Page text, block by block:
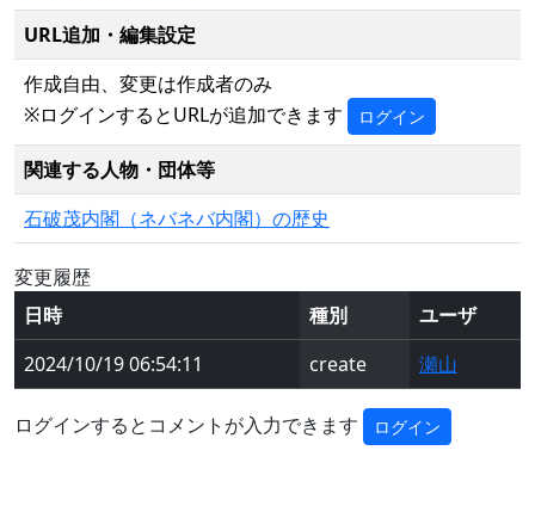
URL追加・編集設定
作成自由、変更は作成者のみ
※ログインするとURLが追加できます
ログイン
関連する人物・団体等
石破茂内閣（ネバネバ内閣）の歴史
変更履歴
日時
種別
ユーザ
2024/10/19 06:54:11
create 瀬山
ログインするとコメントが入力できます ログイン